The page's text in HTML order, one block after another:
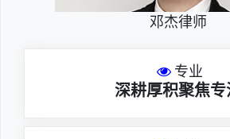
邓杰律师
专业
深耕厚积聚焦专